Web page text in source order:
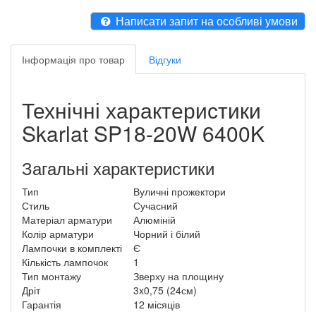
Написати запит на особливі умови
Інформація про товар Відгуки
Технічні характеристики
Skarlat SP18-20W 6400K
Загальні характеристики
Тип
Вуличні прожектори
Стиль
Сучасний
Матеріал арматури
Алюміній
Колір арматури
Чорний і білий
Лампочки в комплекті Є
Кількість лампочок
1
Тип монтажу
Зверху на площину
Дріт
3x0,75 (24см)
Гарантія
12 місяців